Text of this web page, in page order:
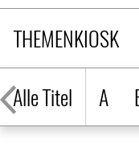
THEMENKIOSK
Alle Titel
A